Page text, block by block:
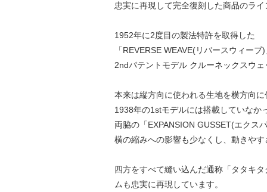
忠実に再現して完全復刻した商品のライ
1952年に2度目の製法特許を取得した
「REVERSE WEAVE(リバースウィー
2ndパテントモデル クルーネックスウ
本来は縦方向に使われる生地を横方向
1938年の1stモデルには搭載していなか
両脇の「EXPANSION GUSSET(エクス
横の縮みへの影響も少なくし、動きや
四方をすべて縫い込んだ通称「タタキ
ムも忠実に再現しています。